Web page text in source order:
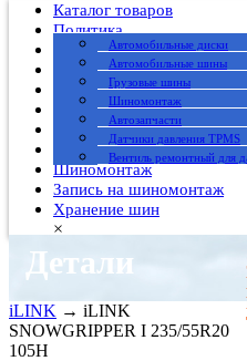
Каталог товаров
Автомобильные диски
Автомобильные шины
Грузовые шины
Шиномонтаж
Автозапчасти
Датчики давления TPMS
Вентиль ремонтный для
Политика
Публичный договор
О нас
Оплата
Доставка
Вакансии
Гарантия
Шиномонтаж
Запись на шиномонтаж
Хранение шин
×
Детали
iLINK → iLINK
SNOWGRIPPER I 235/55R20
105H